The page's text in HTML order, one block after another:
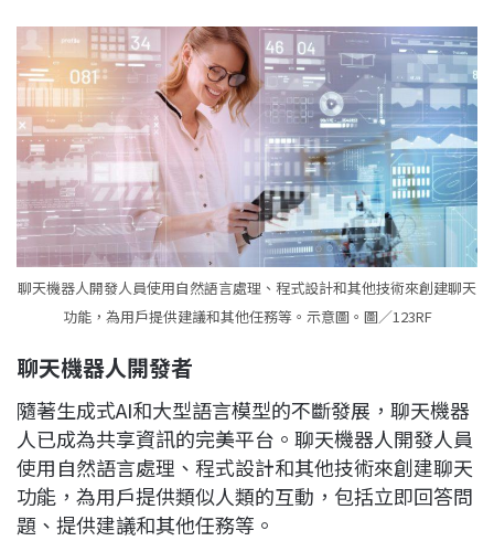
聊天機器人開發人員使用自然語言處理、程式設計和其他技術來創建聊天
功能，為用戶提供建議和其他任務等。示意圖。圖／123RF
聊天機器人開發者
隨著生成式AI和大型語言模型的不斷發展，聊天機器
人已成為共享資訊的完美平台。聊天機器人開發人員
使用自然語言處理、程式設計和其他技術來創建聊天
功能，為用戶提供類似人類的互動，包括立即回答問
題、提供建議和其他任務等。